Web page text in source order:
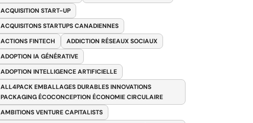
ACQUISITION START-UP
ACQUISITONS STARTUPS CANADIENNES
ACTIONS FINTECH
ADDICTION RÉSEAUX SOCIAUX
ADOPTION IA GÉNÉRATIVE
ADOPTION INTELLIGENCE ARTIFICIELLE
ALL4PACK EMBALLAGES DURABLES INNOVATIONS
PACKAGING ÉCOCONCEPTION ÉCONOMIE CIRCULAIRE
AMBITIONS VENTURE CAPITALISTS